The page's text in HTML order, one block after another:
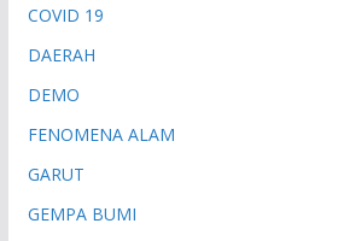
COVID 19
DAERAH
DEMO
FENOMENA ALAM
GARUT
GEMPA BUMI